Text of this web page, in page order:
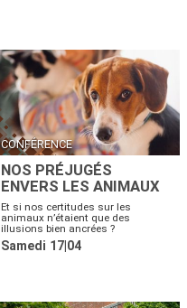
CONFÉRENCE
NOS PRÉJUGÉS
ENVERS LES ANIMAUX
Et si nos certitudes sur les
animaux n’étaient que des
illusions bien ancrées ?
Samedi 17|04